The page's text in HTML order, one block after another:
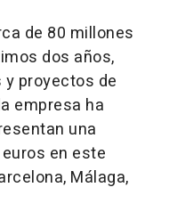
de 80 millones
dos años,
proyectos de
empresa ha
una
en este
Málaga,